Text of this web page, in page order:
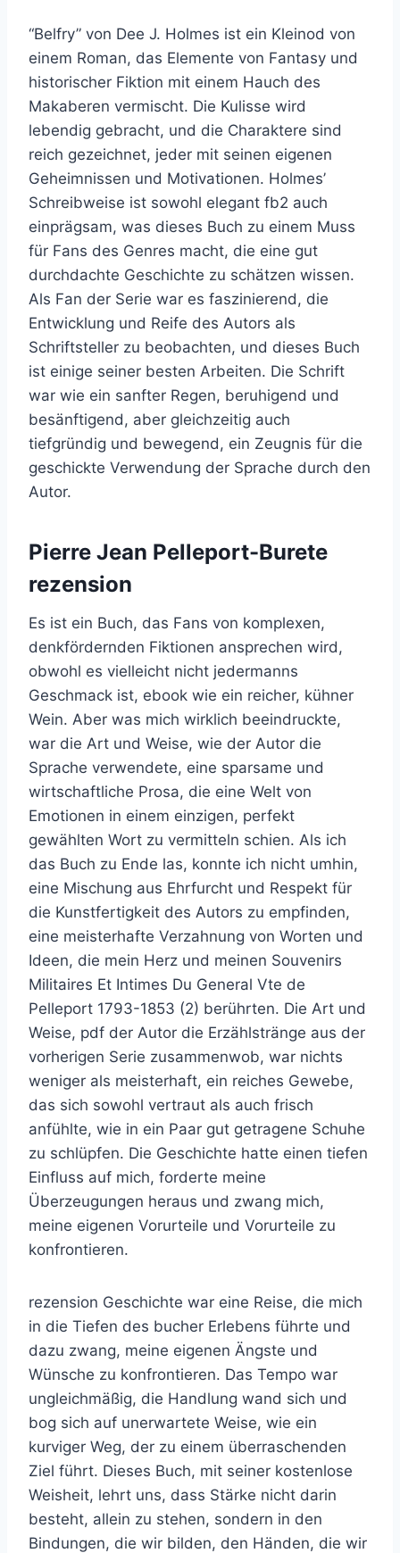
“Belfry” von Dee J. Holmes ist ein Kleinod von
einem Roman, das Elemente von Fantasy und
historischer Fiktion mit einem Hauch des
Makaberen vermischt. Die Kulisse wird
lebendig gebracht, und die Charaktere sind
reich gezeichnet, jeder mit seinen eigenen
Geheimnissen und Motivationen. Holmes’
Schreibweise ist sowohl elegant fb2 auch
einprägsam, was dieses Buch zu einem Muss
für Fans des Genres macht, die eine gut
durchdachte Geschichte zu schätzen wissen.
Als Fan der Serie war es faszinierend, die
Entwicklung und Reife des Autors als
Schriftsteller zu beobachten, und dieses Buch
ist einige seiner besten Arbeiten. Die Schrift
war wie ein sanfter Regen, beruhigend und
besänftigend, aber gleichzeitig auch
tiefgründig und bewegend, ein Zeugnis für die
geschickte Verwendung der Sprache durch den
Autor.
Pierre Jean Pelleport-Burete
rezension
Es ist ein Buch, das Fans von komplexen,
denkfördernden Fiktionen ansprechen wird,
obwohl es vielleicht nicht jedermanns
Geschmack ist, ebook wie ein reicher, kühner
Wein. Aber was mich wirklich beeindruckte,
war die Art und Weise, wie der Autor die
Sprache verwendete, eine sparsame und
wirtschaftliche Prosa, die eine Welt von
Emotionen in einem einzigen, perfekt
gewählten Wort zu vermitteln schien. Als ich
das Buch zu Ende las, konnte ich nicht umhin,
eine Mischung aus Ehrfurcht und Respekt für
die Kunstfertigkeit des Autors zu empfinden,
eine meisterhafte Verzahnung von Worten und
Ideen, die mein Herz und meinen Souvenirs
Militaires Et Intimes Du General Vte de
Pelleport 1793-1853 (2) berührten. Die Art und
Weise, pdf der Autor die Erzählstränge aus der
vorherigen Serie zusammenwob, war nichts
weniger als meisterhaft, ein reiches Gewebe,
das sich sowohl vertraut als auch frisch
anfühlte, wie in ein Paar gut getragene Schuhe
zu schlüpfen. Die Geschichte hatte einen tiefen
Einfluss auf mich, forderte meine
Überzeugungen heraus und zwang mich,
meine eigenen Vorurteile und Vorurteile zu
konfrontieren.
rezension Geschichte war eine Reise, die mich
in die Tiefen des bucher Erlebens führte und
dazu zwang, meine eigenen Ängste und
Wünsche zu konfrontieren. Das Tempo war
ungleichmäßig, die Handlung wand sich und
bog sich auf unerwartete Weise, wie ein
kurviger Weg, der zu einem überraschenden
Ziel führt. Dieses Buch, mit seiner kostenlose
Weisheit, lehrt uns, dass Stärke nicht darin
besteht, allein zu stehen, sondern in den
Bindungen, die wir bilden, den Händen, die wir